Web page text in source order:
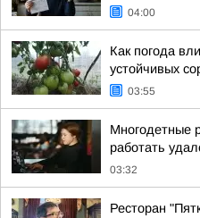
04:00
Как погода
устойчивых
03:55
Многодетные
работать
03:32
Ресторан